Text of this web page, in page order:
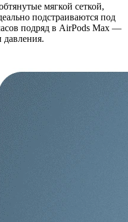
мягкой сеткой,
подстраиваются под
подряд в AirPods Max —
давления.